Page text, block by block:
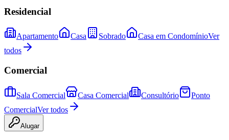
Residencial
Apartamento Casa Sobrado Casa em CondomínioVer
todos
Comercial
Sala Comercial Casa Comercial Consultório
Ponto
ComercialVer todos
Alugar